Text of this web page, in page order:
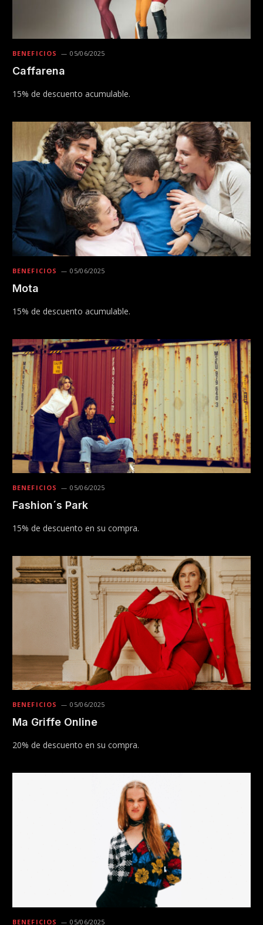
BENEFICIOS 05/06/2025
Caffarena
15% de descuento acumulable.
BENEFICIOS 05/06/2025
Mota
15% de descuento acumulable.
BENEFICIOS 05/06/2025
Fashion´s Park
15% de descuento en su compra.
BENEFICIOS 05/06/2025
Ma Griffe Online
20% de descuento en su compra.
BENEFICIOS 05/06/2025